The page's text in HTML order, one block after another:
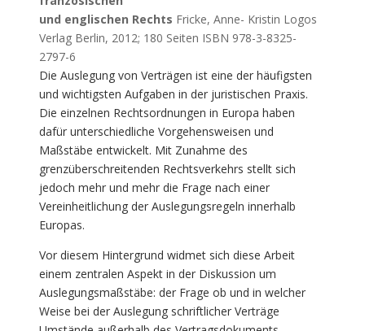
und englischen Rechts Fricke, Anne- Kristin Logos
Verlag Berlin, 2012; 180 Seiten ISBN 978-3-8325-
2797-6
Die Auslegung von Verträgen ist eine der häufigsten
und wichtigsten Aufgaben in der juristischen Praxis.
Die einzelnen Rechtsordnungen in Europa haben
dafür unterschiedliche Vorgehensweisen und
Maßstäbe entwickelt. Mit Zunahme des
grenzüberschreitenden Rechtsverkehrs stellt sich
jedoch mehr und mehr die Frage nach einer
Vereinheitlichung der Auslegungsregeln innerhalb
Europas.
Vor diesem Hintergrund widmet sich diese Arbeit
einem zentralen Aspekt in der Diskussion um
Auslegungsmaßstäbe: der Frage ob und in welcher
Weise bei der Auslegung schriftlicher Verträge